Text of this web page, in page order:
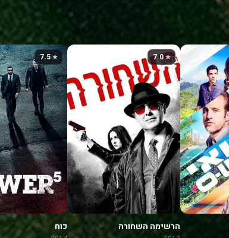
⭐ 7.0
הרשימה השחורה
⭐ 7.5
כוח